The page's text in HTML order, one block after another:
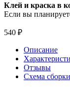
Клей и краска в
Если вы
540 ₽
Описание
Отзывы
Схема